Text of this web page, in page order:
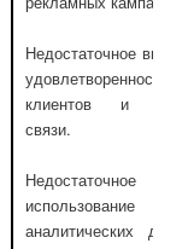
Недостаточное
удовлетворенности
клиентов и
связи.
Недостаточное
использование
аналитических